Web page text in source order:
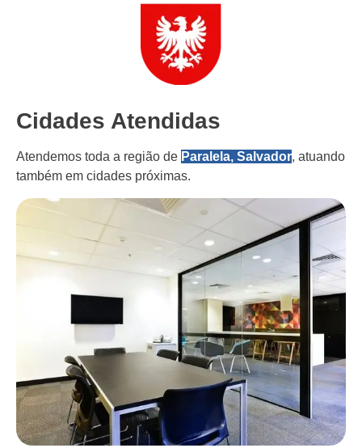
Cidades Atendidas
Atendemos toda a região de Paralela, Salvador, atuando
também em cidades próximas.